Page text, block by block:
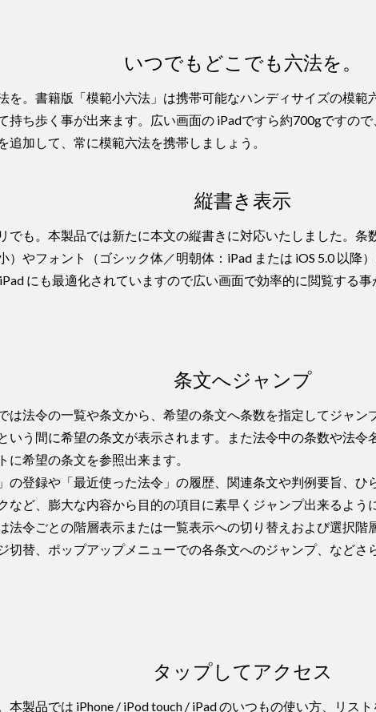
いつでもどこでも六法を。
を。書籍版「模範小六法」は携帯可能なハンディサイズの模範
持ち歩く事が出来ます。広い画面の iPadですら約700gですの
追加して、常に模範六法を携帯しましょう。
縦書き表示
でも。本製品では新たに本文の縦書きに対応いたしました。
）やフォント（ゴシック体／明朝体：iPad または iOS 5.0 以降
にも最適化されていますので広い画面で効率的に閲覧する事
条文へジャンプ
は法令の一覧や条文から、希望の条文へ条数を指定してジャン
いう間に希望の条文が表示されます。また法令中の条数や法令
に希望の条文を参照出来ます。
の登録や「最近使った法令」の履歴、関連条文や判例要旨、
など、膨大な内容から目的の項目に素早くジャンプ出来るよう
法令ごとの階層表示または一覧表示への切り替えおよび選択階
切替、ポップアップメニューでの各条文へのジャンプ、など
タップしてアクセス
本製品では iPhone / iPod touch / iPad のいつもの使い方、リス